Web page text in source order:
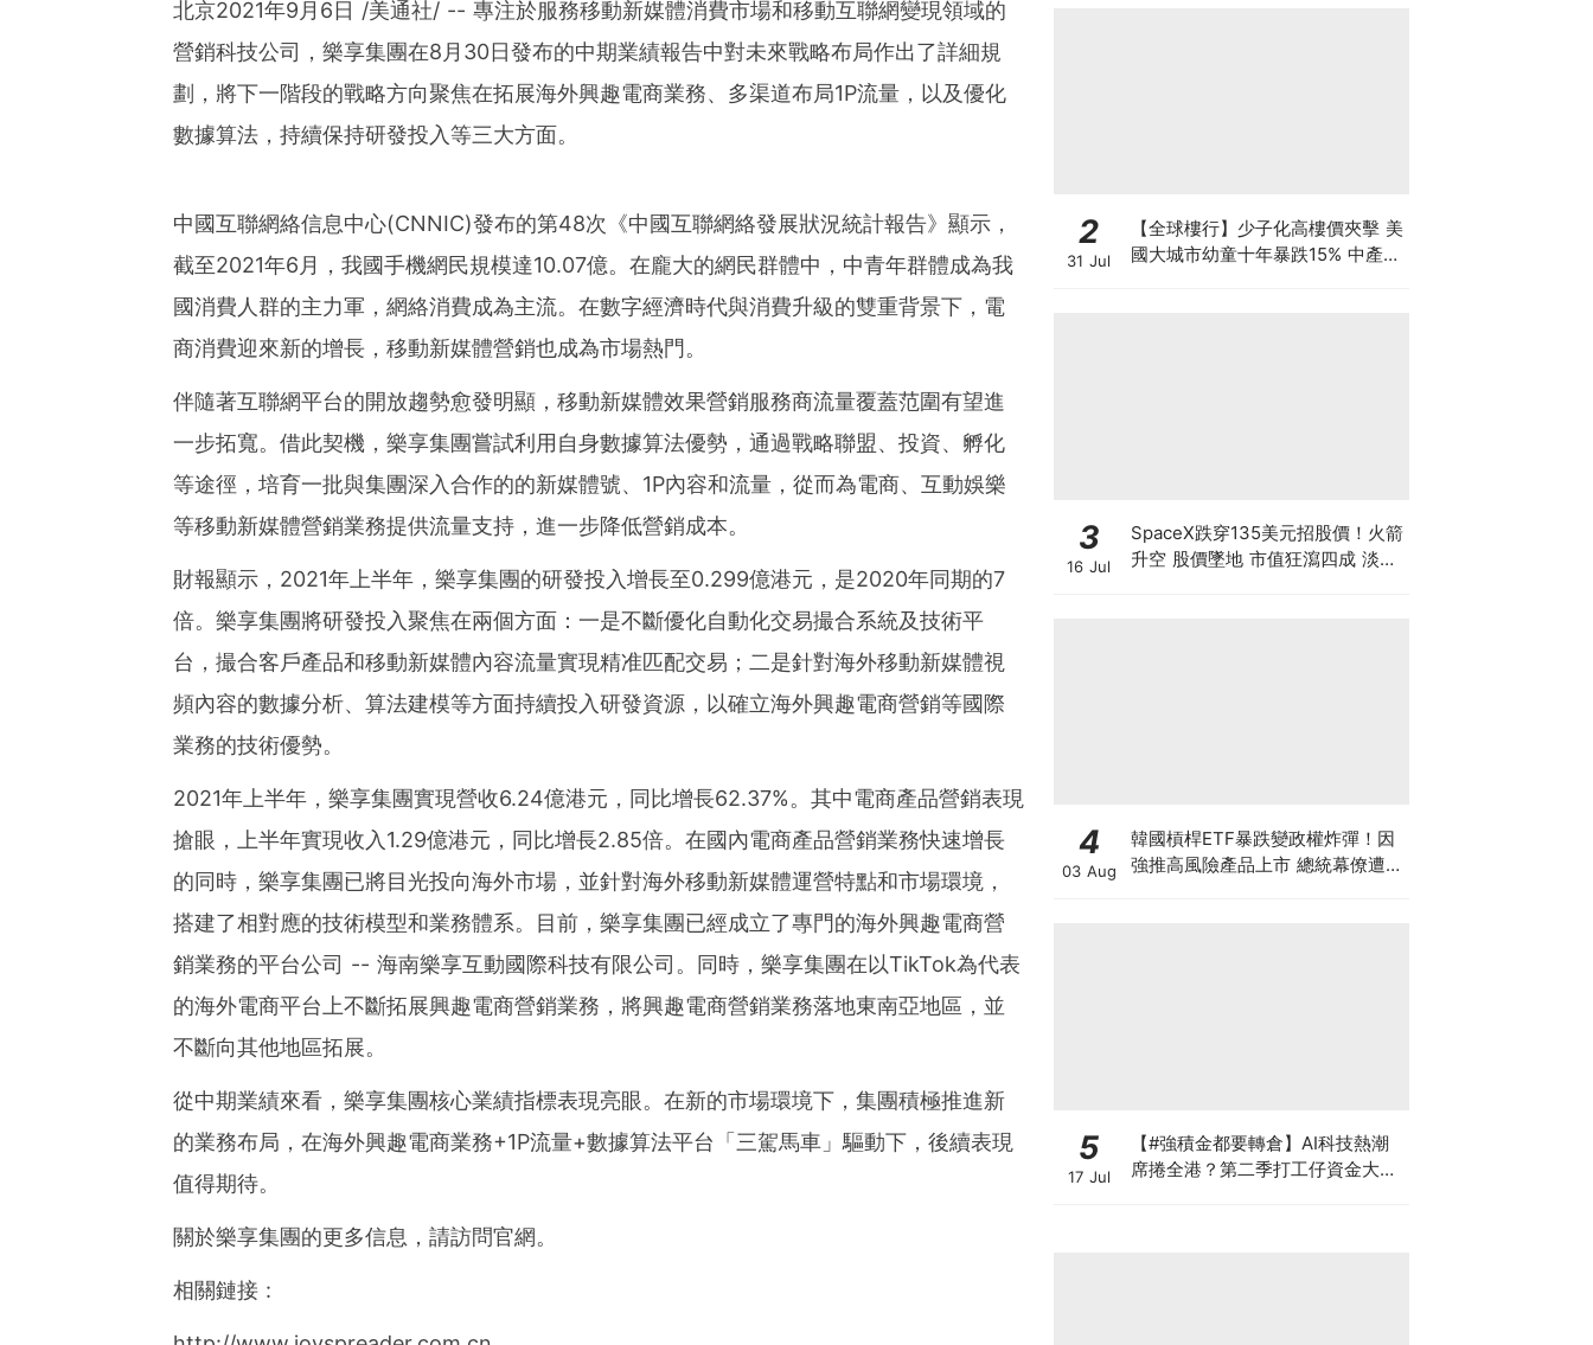
verage to engage key audiences. Having pioneered the commercial news di
stribution industry since 1954, PR Newswire today provides end-to-end solu
t across traditional, digital, mobile and social channels. Combining the worl
d's largest multi-channel content distribution and optimization network with
comprehensive workflow tools and platforms, PR Newswire powers the stor
Asia-Pacific regions.
北京2021年9月6日 /美通社/ -- 專注於服務移動新媒體消費市場和移動互聯網變現領域的
營銷科技公司，樂享集團在8月30日發布的中期業績報告中對未來戰略布局作出了詳細規
劃，將下一階段的戰略方向聚焦在拓展海外興趣電商業務、多渠道布局1P流量，以及優化
數據算法，持續保持研發投入等三大方面。
中國互聯網絡信息中心(CNNIC)發布的第48次《中國互聯網絡發展狀況統計報告》顯示，
截至2021年6月，我國手機網民規模達10.07億。在龐大的網民群體中，中青年群體成為我
國消費人群的主力軍，網絡消費成為主流。在數字經濟時代與消費升級的雙重背景下，電
商消費迎來新的增長，移動新媒體營銷也成為市場熱門。
伴隨著互聯網平台的開放趨勢愈發明顯，移動新媒體效果營銷服務商流量覆蓋范圍有望進
一步拓寬。借此契機，樂享集團嘗試利用自身數據算法優勢，通過戰略聯盟、投資、孵化
等途徑，培育一批與集團深入合作的的新媒體號、1P內容和流量，從而為電商、互動娛樂
等移動新媒體營銷業務提供流量支持，進一步降低營銷成本。
財報顯示，2021年上半年，樂享集團的研發投入增長至0.299億港元，是2020年同期的7
倍。樂享集團將研發投入聚焦在兩個方面：一是不斷優化自動化交易撮合系統及技術平
台，撮合客戶產品和移動新媒體內容流量實現精准匹配交易；二是針對海外移動新媒體視
頻內容的數據分析、算法建模等方面持續投入研發資源，以確立海外興趣電商營銷等國際
業務的技術優勢。
2021年上半年，樂享集團實現營收6.24億港元，同比增長62.37%。其中電商產品營銷表現
搶眼，上半年實現收入1.29億港元，同比增長2.85倍。在國內電商產品營銷業務快速增長
的同時，樂享集團已將目光投向海外市場，並針對海外移動新媒體運營特點和市場環境，
搭建了相對應的技術模型和業務體系。目前，樂享集團已經成立了專門的海外興趣電商營
銷業務的平台公司 -- 海南樂享互動國際科技有限公司。同時，樂享集團在以TikTok為代表
的海外電商平台上不斷拓展興趣電商營銷業務，將興趣電商營銷業務落地東南亞地區，並
不斷向其他地區拓展。
從中期業績來看，樂享集團核心業績指標表現亮眼。在新的市場環境下，集團積極推進新
的業務布局，在海外興趣電商業務+1P流量+數據算法平台「三駕馬車」驅動下，後續表現
值得期待。
關於樂享集團的更多信息，請訪問官網。
相關鏈接 :
2
31 Jul
【全球樓行】少子化高樓價夾擊 美
國大城市幼童十年暴跌15% 中產家
3
16 Jul
SpaceX跌穿135美元招股價！火箭
升空 股價墜地 市值狂瀉四成 淡友
4
03 Aug
韓國槓桿ETF暴跌變政權炸彈！因
強推高風險產品上市 總統幕僚遭刑
5
17 Jul
【#強積金都要轉倉】AI科技熱潮
席捲全港？第二季打工仔資金大遷